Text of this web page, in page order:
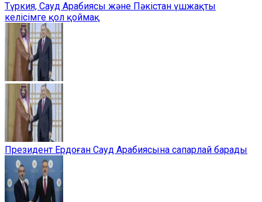
Түркия, Сауд Арабиясы және Пәкістан үшжақты
келісімге қол қоймақ
Президент Ердоған Сауд Арабиясына сапарлай барады